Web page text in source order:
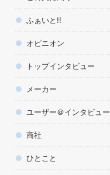
ふぁいと!!
オピニオン
トップインタビュー
メーカー
ユーザー＠インタビュー
商社
ひとこと